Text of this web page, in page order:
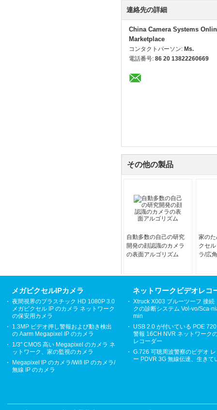
連絡先の詳細
China Camera Systems
Marketplace
コンタクトパーソン: Ms.
電話番号: 86 20 13822260669
その他の製品
自動多数の自己の研究
開発の顔認識のカメラ
の表面アルゴリズム
家の
クセ
ラ/広
メガピクセルIPカメラ
夜間視界のプラスチック HD 1080P 3.0
メガピクセル IP のカメラ ネットワーク
の保安用カメラ
1.3MP ビデオ押し警報および動き検出
の Aarm Megapixel IP のカメラ
1/3" CMOS 高い Megapixel のカメラ ネ
ットワーク、家の監視のカメラ
Megapixel IP のカメラ/Wifi IP のカメラ/
無線 IP のカメラ
ネットワークビデオレコ
Xtruck X003 ブルーツーフ 接続
クの診断システム Vol-vo/Sca-
min
USB 2.0 が付いている POE
警報 16CH NVR ネットワーク
レコーダー
G.726 可聴周波警察のビデオ
ー PDVR 3G 無線伝達、生きて